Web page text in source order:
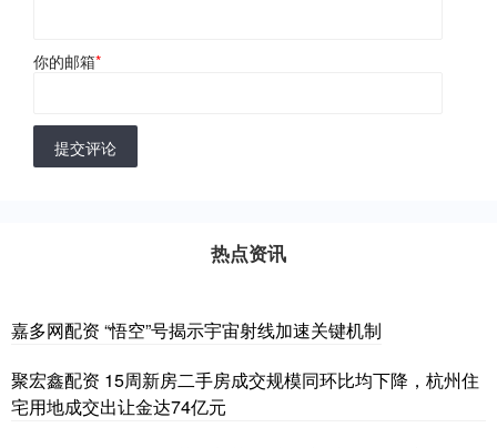
你的邮箱*
提交评论
热点资讯
嘉多网配资 “悟空”号揭示宇宙射线加速关键机制
聚宏鑫配资 15周新房二手房成交规模同环比均下降，杭州住
宅用地成交出让金达74亿元